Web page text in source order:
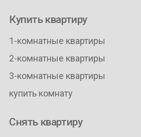
Купить квартиру
1-комнатные квартиры
2-комнатные квартиры
3-комнатные квартиры
купить комнату
Снять квартиру